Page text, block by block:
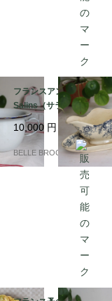
フランスアンティーク
Salins（サラン）窯 勿
忘草とガーランドのソ
ーシエール / ブルー 19
00年代初頭｜フランス
発送（到着まで2-3週
10,000 円
BELLE BROCANTE